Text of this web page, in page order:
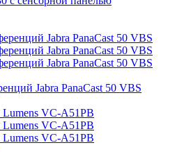
Jabra PanaCast 50 VBS